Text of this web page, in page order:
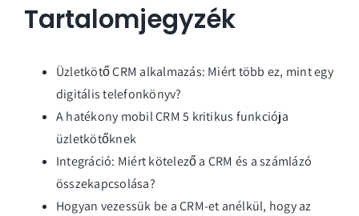
Tartalomjegyzék
Üzletkötő CRM alkalmazás: Miért több ez, mint egy
digitális telefonkönyv?
A hatékony mobil CRM 5 kritikus funkciója
üzletkötőknek
Integráció: Miért kötelező a CRM és a számlázó
összekapcsolása?
Hogyan vezessük be a CRM-et anélkül, hogy az